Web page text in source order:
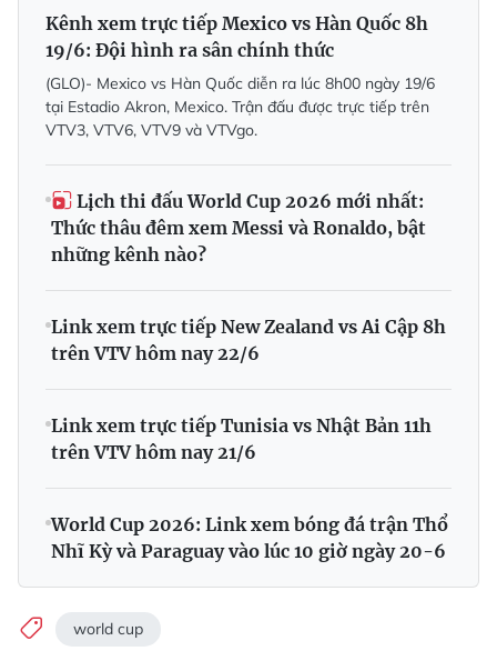
Kênh xem trực tiếp Mexico vs Hàn Quốc 8h
19/6: Đội hình ra sân chính thức
(GLO)- Mexico vs Hàn Quốc diễn ra lúc 8h00 ngày 19/6
tại Estadio Akron, Mexico. Trận đấu được trực tiếp trên
VTV3, VTV6, VTV9 và VTVgo.
Lịch thi đấu World Cup 2026 mới nhất:
Thức thâu đêm xem Messi và Ronaldo, bật
những kênh nào?
Link xem trực tiếp New Zealand vs Ai Cập 8h
trên VTV hôm nay 22/6
Link xem trực tiếp Tunisia vs Nhật Bản 11h
trên VTV hôm nay 21/6
World Cup 2026: Link xem bóng đá trận Thổ
Nhĩ Kỳ và Paraguay vào lúc 10 giờ ngày 20-6
world cup